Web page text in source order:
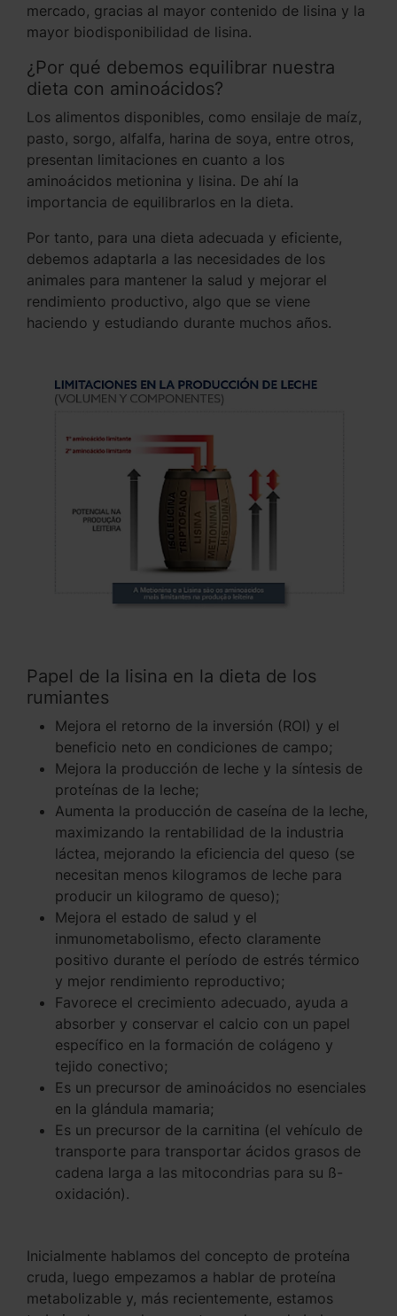
mercado, gracias al mayor contenido de lisina y la
mayor biodisponibilidad de lisina.
¿Por qué debemos equilibrar nuestra
dieta con aminoácidos?
Los alimentos disponibles, como ensilaje de maíz,
pasto, sorgo, alfalfa, harina de soya, entre otros,
presentan limitaciones en cuanto a los
aminoácidos metionina y lisina. De ahí la
importancia de equilibrarlos en la dieta.
Por tanto, para una dieta adecuada y eficiente,
debemos adaptarla a las necesidades de los
animales para mantener la salud y mejorar el
rendimiento productivo, algo que se viene
haciendo y estudiando durante muchos años.
Papel de la lisina en la dieta de los
rumiantes
Mejora el retorno de la inversión (ROI) y el
beneficio neto en condiciones de campo;
Mejora la producción de leche y la síntesis de
proteínas de la leche;
Aumenta la producción de caseína de la leche,
maximizando la rentabilidad de la industria
láctea, mejorando la eficiencia del queso (se
necesitan menos kilogramos de leche para
producir un kilogramo de queso);
Mejora el estado de salud y el
inmunometabolismo, efecto claramente
positivo durante el período de estrés térmico
y mejor rendimiento reproductivo;
Favorece el crecimiento adecuado, ayuda a
absorber y conservar el calcio con un papel
específico en la formación de colágeno y
tejido conectivo;
Es un precursor de aminoácidos no esenciales
en la glándula mamaria;
Es un precursor de la carnitina (el vehículo de
transporte para transportar ácidos grasos de
cadena larga a las mitocondrias para su ß-
oxidación).
Inicialmente hablamos del concepto de proteína
cruda, luego empezamos a hablar de proteína
metabolizable y, más recientemente, estamos